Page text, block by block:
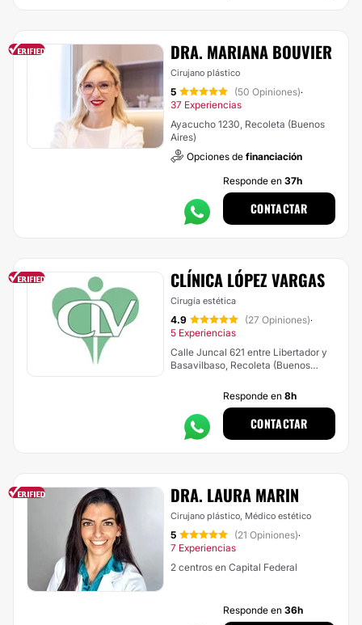
DRA. MARIANA BOUVIER
Cirujano plástico
5 (50 Opiniones)·
37 Experiencias
Ayacucho 1230, Recoleta (Buenos
Aires)
Opciones de financiación
Responde en 37h
CONTACTAR
CLÍNICA LÓPEZ VARGAS
Cirugía estética
4.9 (27 Opiniones)·
5 Experiencias
Calle Juncal 621 entre Libertador y
Basavilbaso, Recoleta (Buenos
Responde en 8h
CONTACTAR
DRA. LAURA MARIN
Cirujano plástico, Médico estético
5 (21 Opiniones)·
7 Experiencias
2 centros en Capital Federal
Responde en 36h